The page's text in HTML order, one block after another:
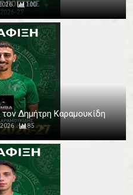
100
Δημήτρη Καραμουκίδη
2026 85